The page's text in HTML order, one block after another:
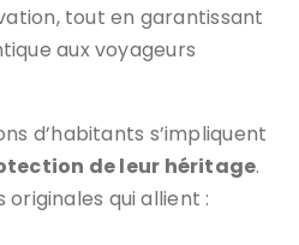
tout en garantissant
aux voyageurs
d’habitants s’impliquent
de leur héritage.
qui allient :